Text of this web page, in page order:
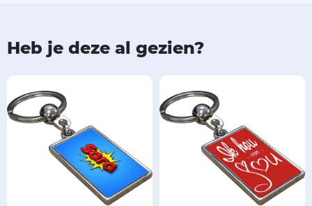
Heb je deze al gezien?